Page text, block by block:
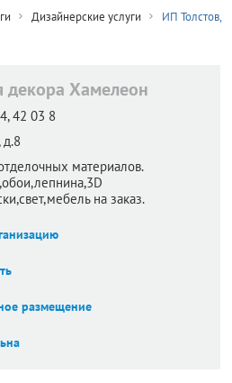
Дизайнерские услуги
ИП Толстов,
декора Хамелеон
42 03 8
д.8
материалов.
на заказ.
размещение